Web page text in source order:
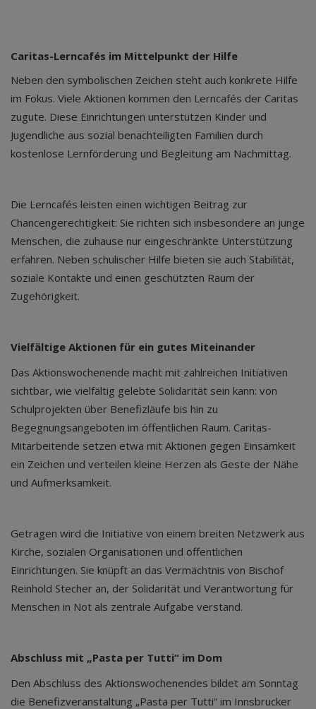
Caritas-Lerncafés im Mittelpunkt der Hilfe
Neben den symbolischen Zeichen steht auch konkrete Hilfe
im Fokus. Viele Aktionen kommen den Lerncafés der Caritas
zugute. Diese Einrichtungen unterstützen Kinder und
Jugendliche aus sozial benachteiligten Familien durch
kostenlose Lernförderung und Begleitung am Nachmittag.
Die Lerncafés leisten einen wichtigen Beitrag zur
Chancengerechtigkeit: Sie richten sich insbesondere an junge
Menschen, die zuhause nur eingeschränkte Unterstützung
erfahren. Neben schulischer Hilfe bieten sie auch Stabilität,
soziale Kontakte und einen geschützten Raum der
Zugehörigkeit.
Vielfältige Aktionen für ein gutes Miteinander
Das Aktionswochenende macht mit zahlreichen Initiativen
sichtbar, wie vielfältig gelebte Solidarität sein kann: von
Schulprojekten über Benefizläufe bis hin zu
Begegnungsangeboten im öffentlichen Raum. Caritas-
Mitarbeitende setzen etwa mit Aktionen gegen Einsamkeit
ein Zeichen und verteilen kleine Herzen als Geste der Nähe
und Aufmerksamkeit.
Getragen wird die Initiative von einem breiten Netzwerk aus
Kirche, sozialen Organisationen und öffentlichen
Einrichtungen. Sie knüpft an das Vermächtnis von Bischof
Reinhold Stecher an, der Solidarität und Verantwortung für
Menschen in Not als zentrale Aufgabe verstand.
Abschluss mit „Pasta per Tutti“ im Dom
Den Abschluss des Aktionswochenendes bildet am Sonntag
die Benefizveranstaltung „Pasta per Tutti“ im Innsbrucker